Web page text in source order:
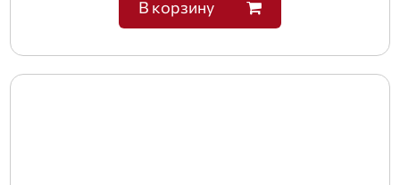
В корзину